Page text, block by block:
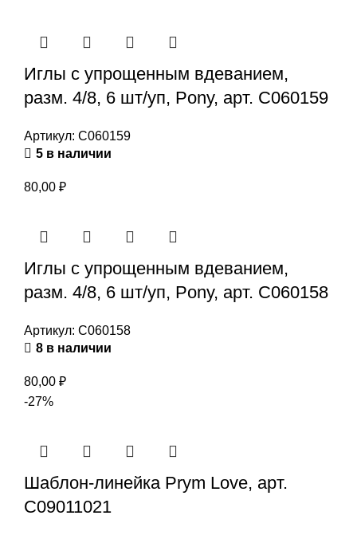
525,00 ₽
Иглы с упрощенным вдеванием,
разм. 4/8, 6 шт/уп, Pony, арт. С060159
Артикул: С060159
5 в наличии
80,00 ₽
Иглы с упрощенным вдеванием,
разм. 4/8, 6 шт/уп, Pony, арт. С060158
Артикул: С060158
8 в наличии
80,00 ₽
-27%
Шаблон-линейка Prym Love, арт.
С09011021